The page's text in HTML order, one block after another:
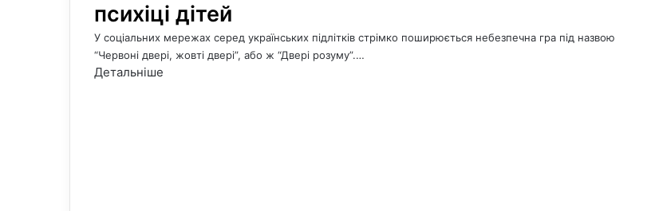
психіці дітей
У соціальних мережах серед українських підлітків стрімко поширюється небезпечна гра під назвою
“Червоні двері, жовті двері”, або ж “Двері розуму”.…
Детальніше